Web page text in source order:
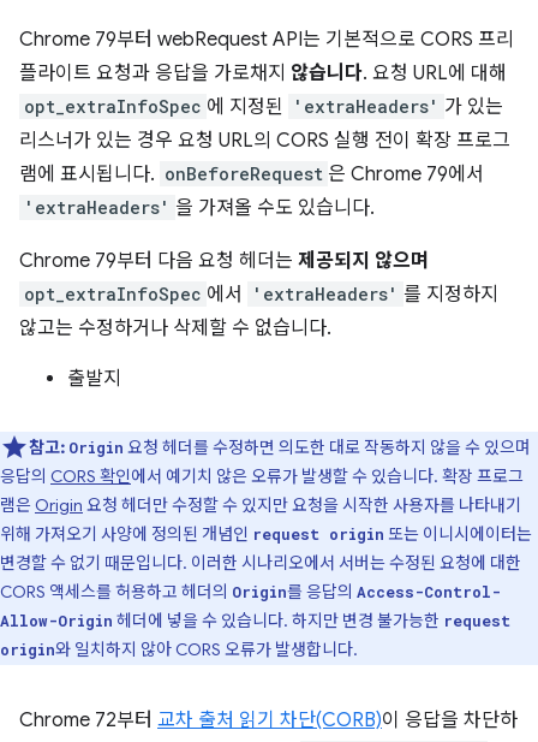
Chrome 79부터 webRequest API는 기본적으로 CORS 프리
플라이트 요청과 응답을 가로채지 않습니다. 요청 URL에 대해
opt_extraInfoSpec 에 지정된 'extraHeaders' 가 있는
리스너가 있는 경우 요청 URL의 CORS 실행 전이 확장 프로그
램에 표시됩니다. onBeforeRequest 은 Chrome 79에서
'extraHeaders' 을 가져올 수도 있습니다.
Chrome 79부터 다음 요청 헤더는 제공되지 않으며
opt_extraInfoSpec 에서 'extraHeaders' 를 지정하지
않고는 수정하거나 삭제할 수 없습니다.
출발지
참고: Origin 요청 헤더를 수정하면 의도한 대로 작동하지 않을 수 있으며
응답의 CORS 확인에서 예기치 않은 오류가 발생할 수 있습니다. 확장 프로그
램은 Origin 요청 헤더만 수정할 수 있지만 요청을 시작한 사용자를 나타내기
위해 가져오기 사양에 정의된 개념인 request origin 또는 이니시에이터는
변경할 수 없기 때문입니다. 이러한 시나리오에서 서버는 수정된 요청에 대한
CORS 액세스를 허용하고 헤더의 Origin를 응답의 Access-Control-
Allow-Origin 헤더에 넣을 수 있습니다. 하지만 변경 불가능한 request
origin와 일치하지 않아 CORS 오류가 발생합니다.
Chrome 72부터 교차 출처 읽기 차단(CORB)이 응답을 차단하